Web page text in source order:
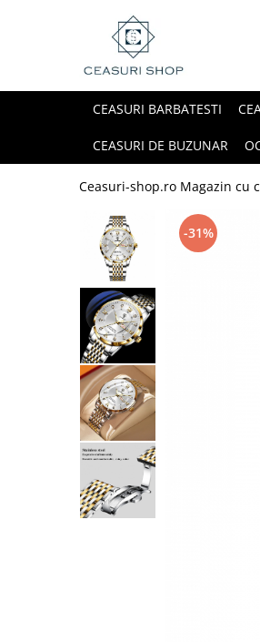
CEASURI BARBATESTI
CEASURI DE BUZUNAR
Ceasuri-shop.ro Magazin cu
-31%